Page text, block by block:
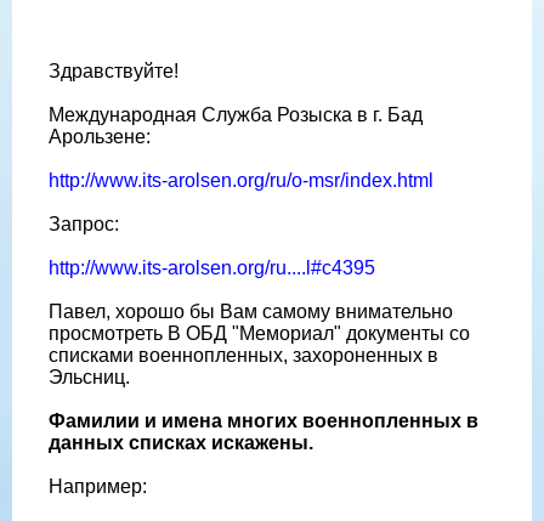
Здравствуйте!
Международная Служба Розыска в г. Бад
Арользене:
http://www.its-arolsen.org/ru/o-msr/index.html
Запрос:
http://www.its-arolsen.org/ru....l#c4395
Павел, хорошо бы Вам самому внимательно
просмотреть В ОБД "Мемориал" документы со
списками военнопленных, захороненных в
Эльсниц.
Фамилии и имена многих военнопленных в
данных списках искажены.
Например: